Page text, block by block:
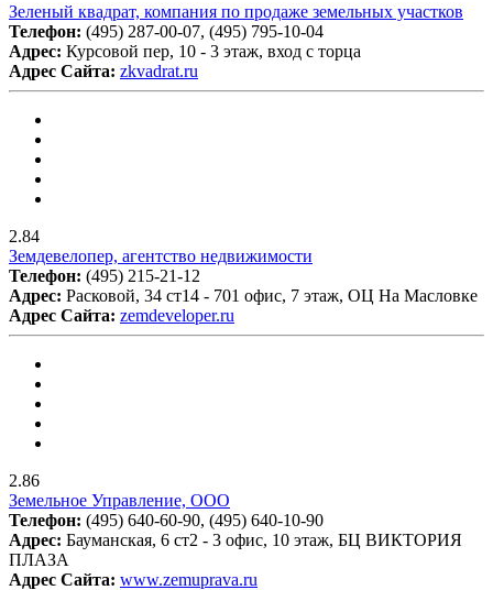
Зеленый квадрат, компания по продаже земельных участков
Телефон: (495) 287-00-07, (495) 795-10-04
Адрес: Курсовой пер, 10 - 3 этаж, вход с торца
Адрес Сайта: zkvadrat.ru
2.84
Земдевелопер, агентство недвижимости
Телефон: (495) 215-21-12
Адрес: Расковой, 34 ст14 - 701 офис, 7 этаж, ОЦ На Масловке
Адрес Сайта: zemdeveloper.ru
2.86
Земельное Управление, ООО
Телефон: (495) 640-60-90, (495) 640-10-90
Адрес: Бауманская, 6 ст2 - 3 офис, 10 этаж, БЦ ВИКТОРИЯ
ПЛАЗА
Адрес Сайта: www.zemuprava.ru